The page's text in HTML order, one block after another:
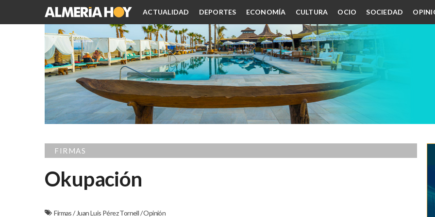
ACTUALIDAD DEPORTES ECONOMÍA CULTURA OCIO SOCIEDAD
FIRMAS
Okupación
Firmas/ Juan Luis Pérez Tornell/Opinión